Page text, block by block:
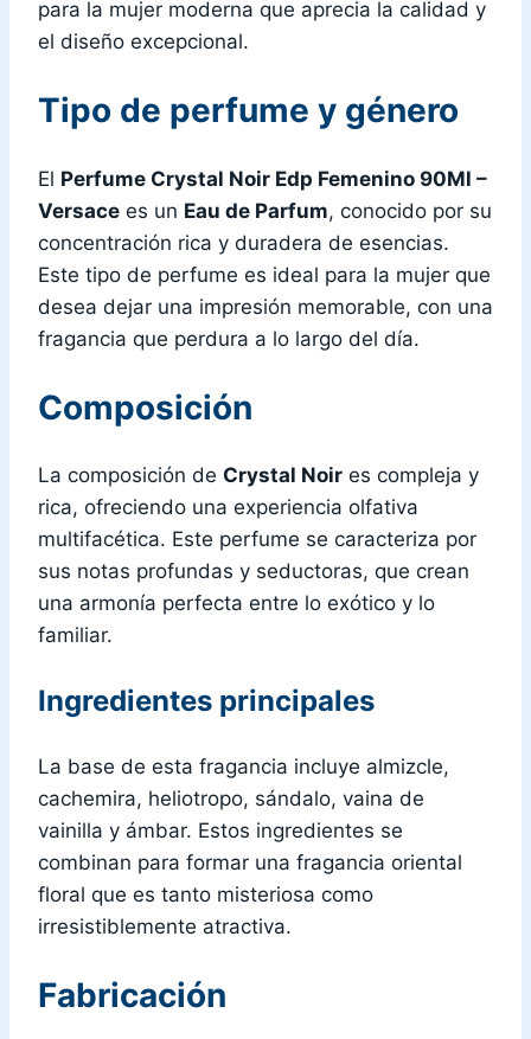
para la mujer moderna que aprecia la calidad y
el diseño excepcional.
Tipo de perfume y género
El Perfume Crystal Noir Edp Femenino 90Ml –
Versace es un Eau de Parfum, conocido por su
concentración rica y duradera de esencias.
Este tipo de perfume es ideal para la mujer que
desea dejar una impresión memorable, con una
fragancia que perdura a lo largo del día.
Composición
La composición de Crystal Noir es compleja y
rica, ofreciendo una experiencia olfativa
multifacética. Este perfume se caracteriza por
sus notas profundas y seductoras, que crean
una armonía perfecta entre lo exótico y lo
familiar.
Ingredientes principales
La base de esta fragancia incluye almizcle,
cachemira, heliotropo, sándalo, vaina de
vainilla y ámbar. Estos ingredientes se
combinan para formar una fragancia oriental
floral que es tanto misteriosa como
irresistiblemente atractiva.
Fabricación